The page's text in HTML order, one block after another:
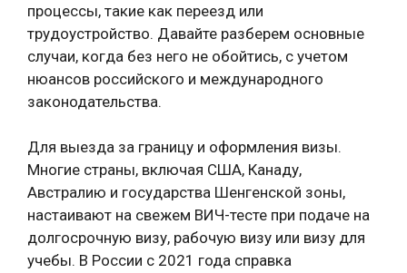
процессы, такие как переезд или
трудоустройство. Давайте разберем основные
случаи, когда без него не обойтись, с учетом
нюансов российского и международного
законодательства.
Для выезда за границу и оформления визы.
Многие страны, включая США, Канаду,
Австралию и государства Шенгенской зоны,
настаивают на свежем ВИЧ-тесте при подаче на
долгосрочную визу, рабочую визу или визу для
учебы. В России с 2021 года справка